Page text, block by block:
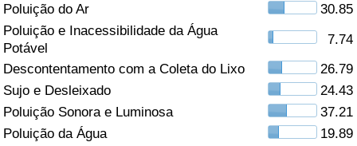
Poluição do Ar
30.85
Poluição e Inacessibilidade da Água
Potável
7.74
Descontentamento com a Coleta do Lixo
26.79
Sujo e Desleixado
24.43
Poluição Sonora e Luminosa
37.21
Poluição da Água
19.89
Indicador de Crime
Índice de criminalidade por país
Saúde
Indicador de Saúde (Atual)